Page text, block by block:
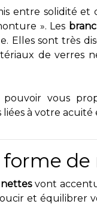
entre solidité et
». Les
Elles sont très
de verres
vous
à votre acuité
forme
vont
et équilibrer